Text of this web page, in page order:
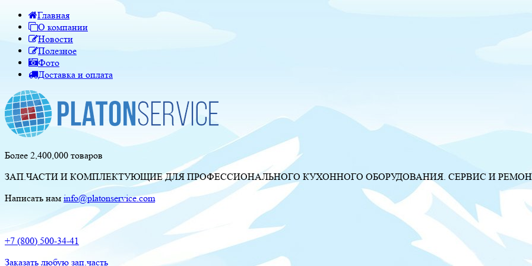
Главная
О компании
Новости
Полезное
Фото
Доставка и оплата
Более 2,400,000 товаров
ЗАП.ЧАСТИ И КОМПЛЕКТУЮЩИЕ ДЛЯ ПРОФЕССИОНАЛЬНОГО КУХОННОГО ОБОРУДОВАНИЯ. СЕРВИС И
Написать нам info@platonservice.com
+7 (800) 500-34-41
Заказать любую зап.часть